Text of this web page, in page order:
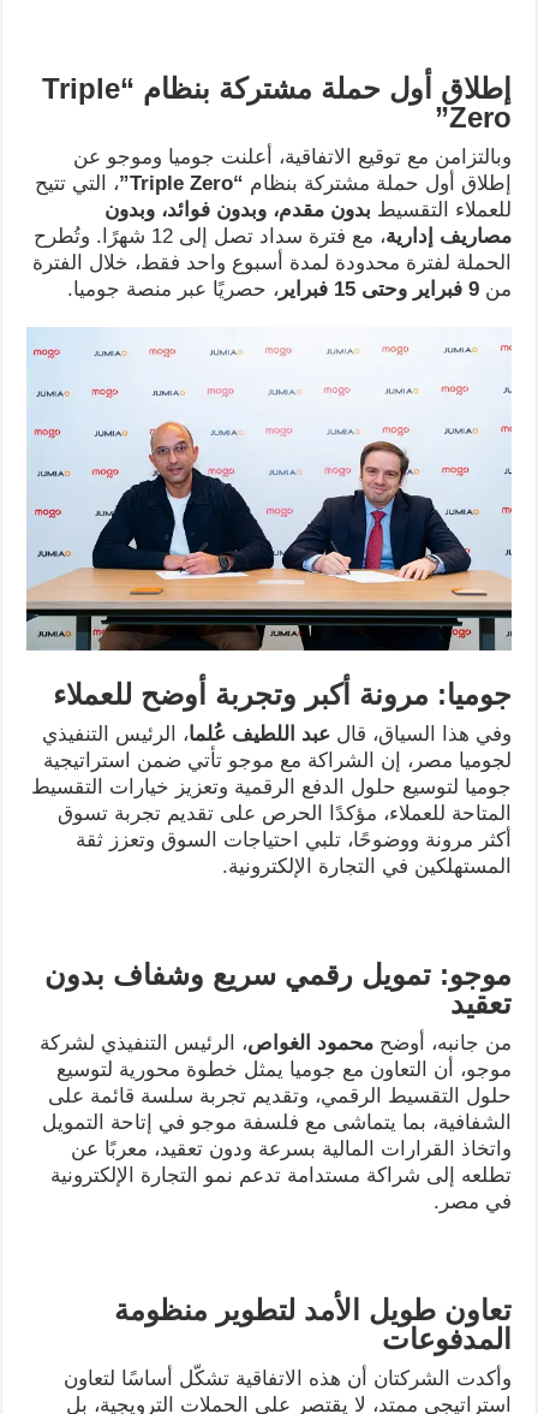
إطلاق أول حملة مشتركة بنظام
“Triple
Zero”
وبالتزامن مع توقيع الاتفاقية، أعلنت جوميا وموجو عن
إطلاق أول حملة مشتركة بنظام “Triple Zero”
، التي تتيح
للعملاء التقسيط بدون مقدم، وبدون فوائد، وبدون
مصاريف إدارية
، مع فترة سداد تصل إلى 12 شهرًا. وتُطرح
الحملة لفترة محدودة لمدة أسبوع واحد فقط، خلال الفترة
من 9 فبراير وحتى 15 فبراير ، حصريًا عبر منصة جوميا.
جوميا: مرونة أكبر وتجربة أوضح للعملاء
وفي هذا السياق، قال عبد اللطيف عُلما، الرئيس التنفيذي
لجوميا مصر، إن الشراكة مع موجو تأتي ضمن استراتيجية
جوميا لتوسيع حلول الدفع الرقمية وتعزيز خيارات التقسيط
المتاحة للعملاء، مؤكدًا الحرص على تقديم تجربة تسوق
أكثر مرونة ووضوحًا، تلبي احتياجات السوق وتعزز ثقة
المستهلكين في التجارة الإلكترونية.
موجو: تمويل رقمي سريع وشفاف بدون
تعقيد
من جانبه، أوضح محمود الغواص، الرئيس التنفيذي لشركة
موجو، أن التعاون مع جوميا يمثل خطوة محورية لتوسيع
حلول التقسيط الرقمي، وتقديم تجربة سلسة قائمة على
الشفافية، بما يتماشى مع فلسفة موجو في إتاحة التمويل
واتخاذ القرارات المالية بسرعة ودون تعقيد، معربًا عن
تطلعه إلى شراكة مستدامة تدعم نمو التجارة الإلكترونية
في مصر.
تعاون طويل الأمد لتطوير منظومة
المدفوعات
وأكدت الشركتان أن هذه الاتفاقية تشكّل أساسًا لتعاون
استراتيجي ممتد، لا يقتصر على الحملات الترويجية، بل